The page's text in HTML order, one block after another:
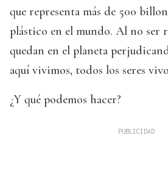
que representa más de 500
plástico en el mundo. Al no ser
quedan en el planeta
aquí vivimos, todos los seres
¿Y qué podemos hacer?